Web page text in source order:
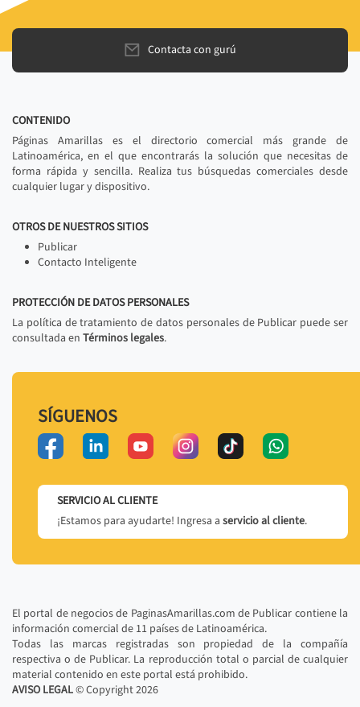
Contacta con gurú
CONTENIDO
Páginas Amarillas es el directorio comercial más grande de
Latinoamérica, en el que encontrarás la solución que necesitas de
forma rápida y sencilla. Realiza tus búsquedas comerciales desde
cualquier lugar y dispositivo.
OTROS DE NUESTROS SITIOS
Publicar
Contacto Inteligente
PROTECCIÓN DE DATOS PERSONALES
La política de tratamiento de datos personales de Publicar puede ser
consultada en Términos legales.
SÍGUENOS
SERVICIO AL CLIENTE
¡Estamos para ayudarte! Ingresa a servicio al cliente.
El portal de negocios de PaginasAmarillas.com de Publicar contiene la
información comercial de 11 países de Latinoamérica.
Todas las marcas registradas son propiedad de la compañía
respectiva o de Publicar. La reproducción total o parcial de cualquier
material contenido en este portal está prohibido.
AVISO LEGAL© Copyright2026